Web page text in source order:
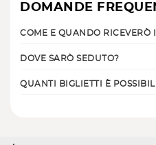
DOMANDE
COME E QUANDO RICEVERÒ
DOVE SARÒ SEDUTO?
QUANTI BIGLIETTI È